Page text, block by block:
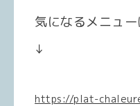
気になるメニュ
↓
https://plat-